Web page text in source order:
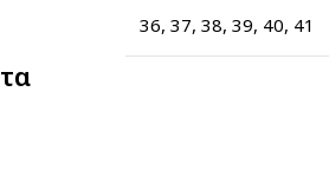
36, 37, 38, 39, 40, 41